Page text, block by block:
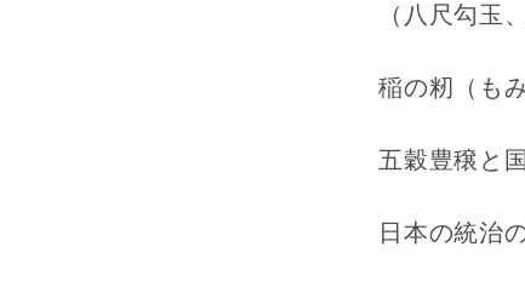
（八尺勾玉
稲の籾（も
五穀豊穣と
日本の統治